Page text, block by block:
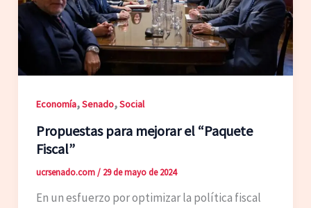
Economía,Senado,Social
Propuestas para mejorar el “Paquete
Fiscal”
ucrsenado.com/ 29 de mayo de 2024
En un esfuerzo por optimizar la política fiscal